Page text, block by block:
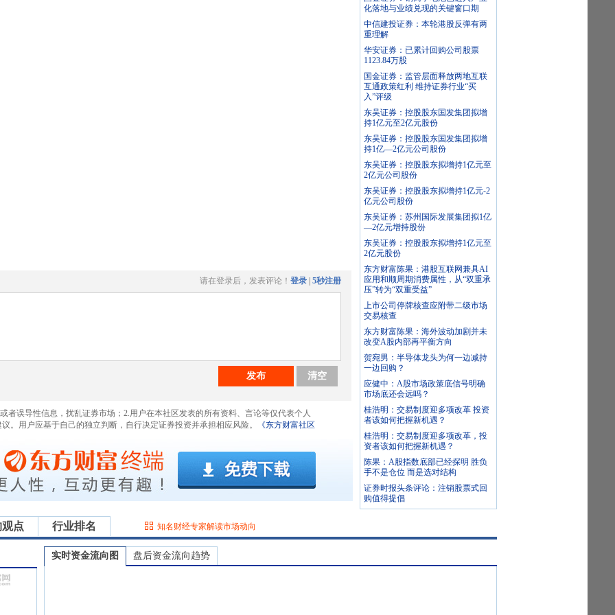
请在登录后，发表评论！ 登录 5秒注册
发布 清空
者误导性信息，扰乱证券市场；2.用户在本社区发表的所有资料、言论等仅代表个人
。用户应基于自己的独立判断，自行决定证券投资并承担相应风险。
《东方财富社区
化落地与业绩兑现的关键窗口期
中信建投证券：本轮港股反弹有两
重理解
华安证券：已累计回购公司股票
1123.84万股
国金证券：监管层面释放两地互联
互通政策红利 维持证券行业“买
入”评级
东吴证券：控股股东国发集团拟增
持1亿元至2亿元股份
东吴证券：控股股东国发集团拟增
持1亿—2亿元公司股份
东吴证券：控股股东拟增持1亿元至
2亿元公司股份
东吴证券：控股股东拟增持1亿元-2
亿元公司股份
东吴证券：苏州国际发展集团拟1亿
—2亿元增持股份
东吴证券：控股股东拟增持1亿元至
2亿元股份
东方财富陈果：港股互联网兼具AI
应用和顺周期消费属性，从“双重承
压”转为“双重受益”
上市公司停牌核查应附带二级市场
交易核查
东方财富陈果：海外波动加剧并未
改变A股内部再平衡方向
贺宛男：半导体龙头为何一边减持
一边回购？
应健中：A股市场政策底信号明确
市场底还会远吗？
桂浩明：交易制度迎多项改革 投资
者该如何把握新机遇？
桂浩明：交易制度迎多项改革，投
资者该如何把握新机遇？
陈果：A股指数底部已经探明 胜负
手不是仓位 而是选对结构
证券时报头条评论：注销股票式回
购值得提倡
点 行业排名 知名财经专家解读市场动向
实时资金流向图 盘后资金流向趋势